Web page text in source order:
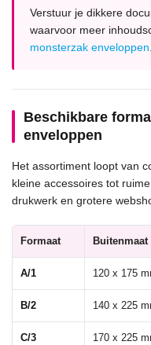
Verstuur je dikkere
waarvoor meer
monsterzak enveloppen.
Beschikbare
enveloppen
Het assortiment loopt van
kleine accessoires tot
drukwerk en grotere
Formaat Buitenmaat
A/1 120 x 175
B/2 140 x 225
C/3 170 x 225